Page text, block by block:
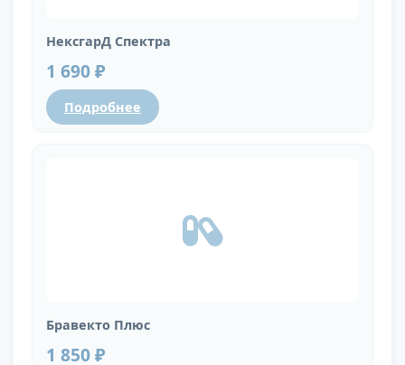
НексгарД Спектра
1 690 ₽
Подробнее
Бравекто Плюс
1 850 ₽